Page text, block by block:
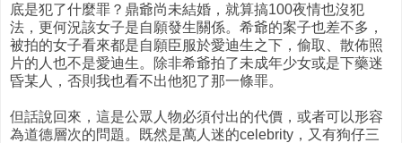
底是犯了什麼罪？鼎爺尚未結婚，就算搞100夜情也沒犯
法，更何況該女子是自願發生關係。希爺的案子也差不多，
被拍的女子看來都是自願臣服於愛迪生之下，偷取、散佈照
片的人也不是愛迪生。除非希爺拍了未成年少女或是下藥迷
昏某人，否則我也看不出他犯了那一條罪。
但話說回來，這是公眾人物必須付出的代價，或者可以形容
為道德層次的問題。既然是萬人迷的celebrity，又有狗仔三